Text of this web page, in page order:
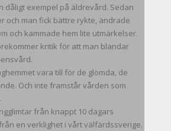
dåligt exempel på äldrevård. Sedan
och man fick bättre rykte, ändrade
och kammade hem lite utmärkelser.
kritik för att man blandar
vara till för de glömda, de
Och inte framstår vården som
från knappt 10 dagars
en verklighet i vårt välfärdssverige.